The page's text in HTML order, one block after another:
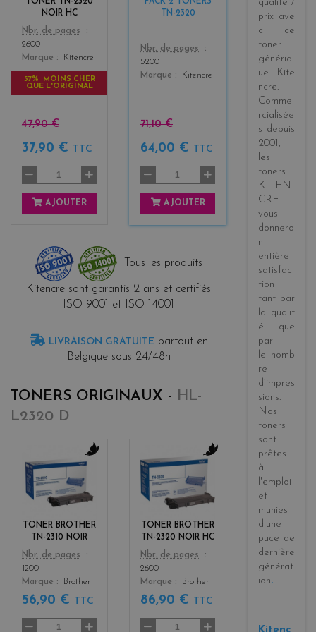
NOIR HC
Color
Nbr. de pages
2600
Marque
Kitencre
57% MOINS CHER
QUE L'ORIGINAL
47,90 €
37,90 € TTC
AJOUTER
TN-2320
Color
Nbr. de pages
5200
Marque
Kitencre
71,10 €
64,00 € TTC
AJOUTER
Tous les produits
Kitencre sont garantis 2 ans et certifiés
ISO 9001 et ISO 14001
LIVRAISON GRATUITE partout en
Belgique sous 24/48h
TONERS ORIGINAUX - HL-
L2320 D
TONER BROTHER
TN-2310 NOIR
Color
b
l
a
k
Nbr. de pages
1200
Marque
Brother
56,90 € TTC
TONER BROTHER
TN-2320 NOIR HC
Color
b
l
a
c
k
Nbr. de pages
2600
Marque
Brother
86,90 € TTC
qualité /
prix ave
c ce
toner
génériq
ue
Kite
ncre.
Comme
rcialisée
s depuis
2001 ,
les
toners
KITEN
CRE
vous
donnero
nt
entière
satisfac
tion
tant par
la qualit
é que
par
le nomb
re
d’impres
sions.
Nos
toners
sont
prêtes
à
l'emploi
et
munies
d'une
puce de
dernière
générat
ion.